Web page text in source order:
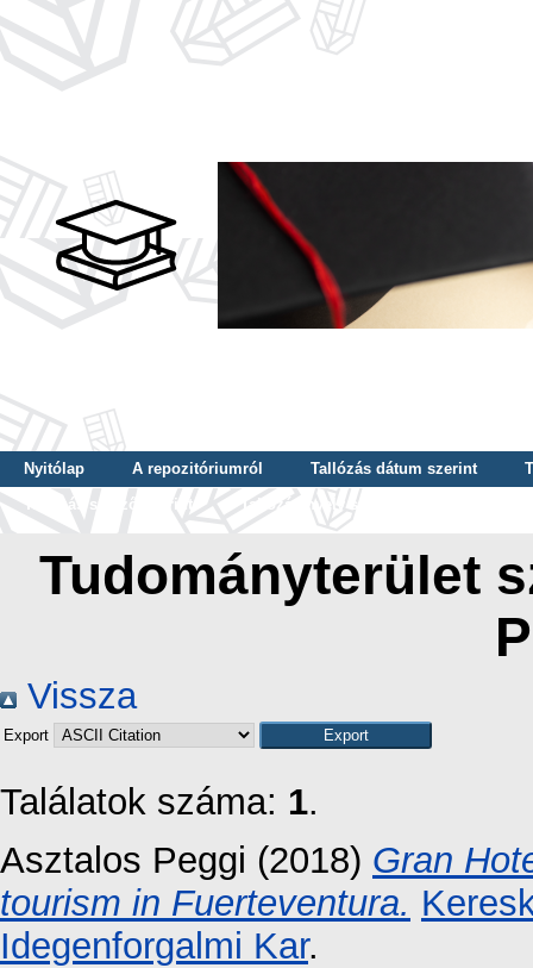
Nyitólap A repozitóriumról Tallózás dátum szerint
Tallózás szerző szerint
Tallózás nyelv szerint
Tudományterület
Vissza
Export
Találatok száma: 1.
Asztalos Peggi (2018) Gran
tourism in Fuerteventura.
Idegenforgalmi Kar.